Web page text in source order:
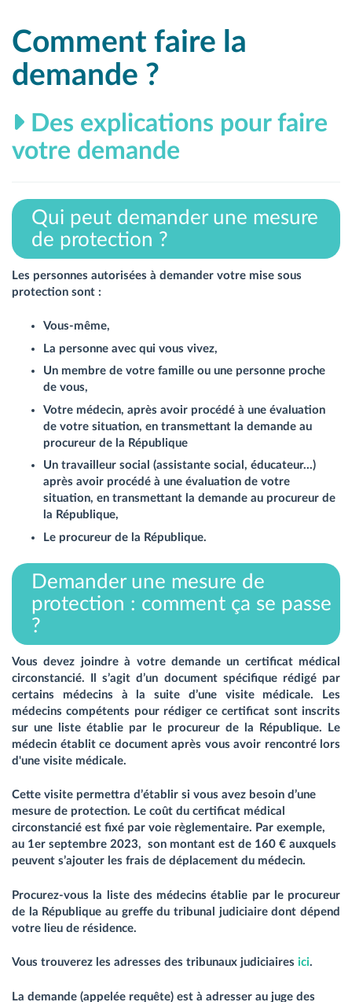
Comment faire la
demande ?
Des explications pour faire
votre demande
Qui peut demander une mesure
de protection ?
Les personnes autorisées à demander votre mise sous
protection sont :
Vous-même,
La personne avec qui vous vivez,
Un membre de votre famille ou une personne proche
de vous,
Votre médecin, après avoir procédé à une évaluation
de votre situation, en transmettant la demande au
procureur de la République
Un travailleur social (assistante social, éducateur…)
après avoir procédé à une évaluation de votre
situation, en transmettant la demande au procureur de
la République,
Le procureur de la République.
Demander une mesure de
protection : comment ça se passe
?
Vous devez joindre à votre demande un certificat médical
circonstancié. Il s’agit d’un document spécifique rédigé par
certains médecins à la suite d’une visite médicale. Les
médecins compétents pour rédiger ce certificat sont inscrits
sur une liste établie par le procureur de la République. Le
médecin établit ce document après vous avoir rencontré lors
d'une visite médicale.
Cette visite permettra d’établir si vous avez besoin d’une
mesure de protection. Le coût du certificat médical
circonstancié est fixé par voie règlementaire. Par exemple,
au 1er septembre 2023, son montant est de 160 € auxquels
peuvent s’ajouter les frais de déplacement du médecin.
Procurez-vous la liste des médecins établie par le procureur
de la République au greffe du tribunal judiciaire dont dépend
votre lieu de résidence.
Vous trouverez les adresses des tribunaux judiciaires ici.
La demande (appelée requête) est à adresser au juge des